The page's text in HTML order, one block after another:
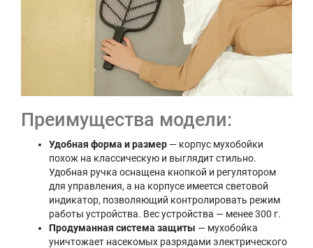
Преимущества модели:
Удобная форма и размер — корпус мухобойки
похож на классическую и выглядит стильно.
Удобная ручка оснащена кнопкой и регулятором
для управления, а на корпусе имеется световой
индикатор, позволяющий контролировать режим
работы устройства. Вес устройства — менее 300 г.
Продуманная система защиты — мухобойка
уничтожает насекомых разрядами электрического